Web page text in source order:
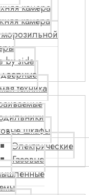
камера
камера
морозильной
by side
техника
шкафы
Электрические
Газовые